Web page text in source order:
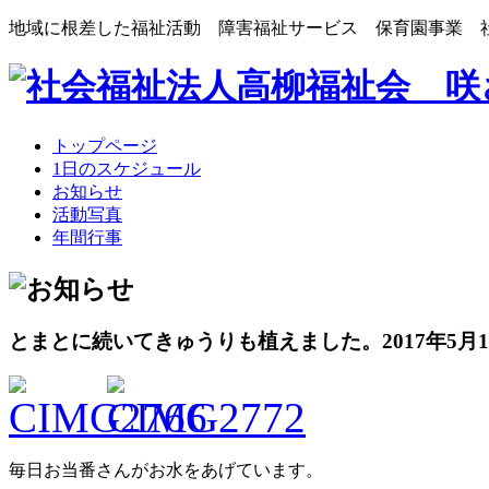
地域に根差した福祉活動 障害福祉サービス 保育園事業
トップページ
1日のスケジュール
お知らせ
活動写真
年間行事
とまとに続いてきゅうりも植えました。 2017年5月
毎日お当番さんがお水をあげています。